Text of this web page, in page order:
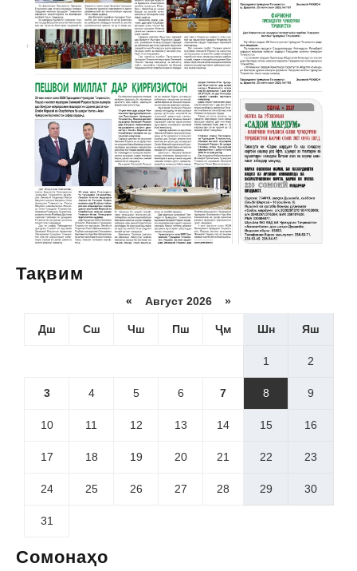
Тақвим
« Август 2026 »
Дш Сш Чш Пш Ҷм Шн Яш
1 2
3 4 5 6 7 8 9
10 11 12 13 14 15 16
17 18 19 20 21 22 23
24 25 26 27 28 29 30
31
Сомонаҳо